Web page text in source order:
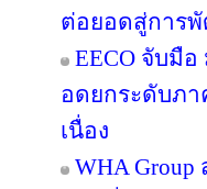
ต่อยอดสู่การพั
EECO จับมื
อดยกระดับภ
เนื่อง
WHA